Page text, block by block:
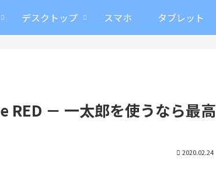
デスクトップ スマホ タブレット
RED － 一太郎を使うなら最高
2020.02.24